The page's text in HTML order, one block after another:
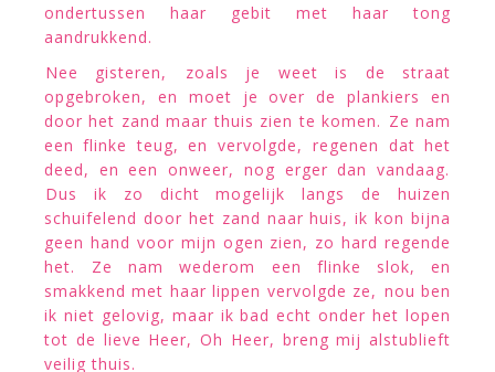
ondertussen haar gebit met haar tong
aandrukkend.
Nee gisteren, zoals je weet is de straat
opgebroken, en moet je over de plankiers en
door het zand maar thuis zien te komen. Ze nam
een flinke teug, en vervolgde, regenen dat het
deed, en een onweer, nog erger dan vandaag.
Dus ik zo dicht mogelijk langs de huizen
schuifelend door het zand naar huis, ik kon bijna
geen hand voor mijn ogen zien, zo hard regende
het. Ze nam wederom een flinke slok, en
smakkend met haar lippen vervolgde ze, nou ben
ik niet gelovig, maar ik bad echt onder het lopen
tot de lieve Heer, Oh Heer, breng mij alstublieft
veilig thuis.